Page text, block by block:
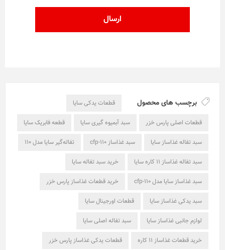
برچسب های محصول قطعات یدکی سایا
قطعات اصلی پارس خزر سبد آبمیوه گیری سایا قطعه فابریک سایا
سبد تفاله غذاساز سایا سبد غذاساز cfp-110 تفاله‌گیر سایا مدل 110
سبد تفاله غذاساز ۱۱ کاره سایا خرید سبد تفاله سایا
سبد غذاساز سایا مدل cfp-110 خرید قطعات غذاساز پارس خزر
سبد یدکی غذاساز سایا قطعات اورجینال سایا
لوازم جانبی غذاساز سایا سبد تفاله اصلی سایا
خرید قطعات غذاساز 11 کاره قطعات یدکی غذاساز پارس خزر